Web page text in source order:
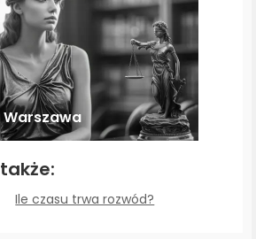
Ile czasu trwa rozwód?